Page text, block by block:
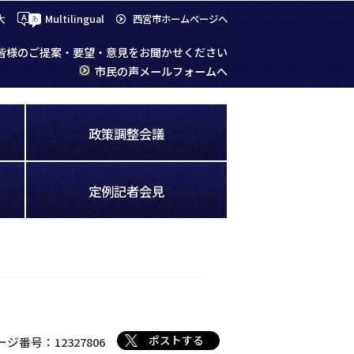
Multilingual 西宮市ホームページへ
様のご提案・要望・意見をお聞かせください
市民の声メールフォームへ
政策調整会議
定例記者会見
ジ番号：12327806 ポストする